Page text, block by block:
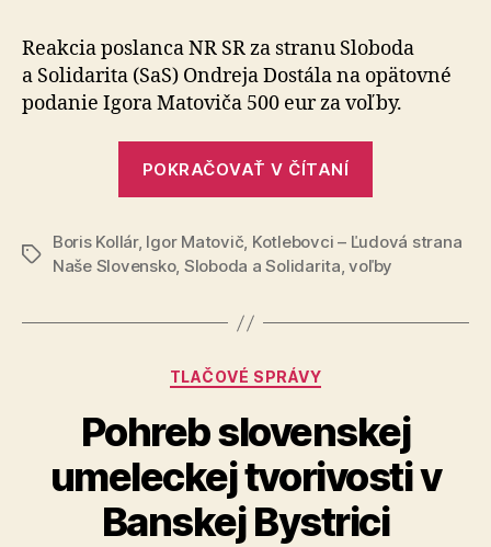
návrh
Reakcia poslanca NR SR za stranu Sloboda
a Solidarita (SaS) Ondreja Dostála na opätovné
podanie Igora Matoviča 500 eur za voľby.
POKRAČOVAŤ V ČÍTANÍ
na
návrh
Značky
Boris Kollár, Igor Matovič, Kotlebovci – Ľudová strana
Naše Slovensko, Sloboda a Solidarita,voľby
Kategórie
TLAČOVÉ SPRÁVY
Pohreb slovenskej
umeleckej tvorivosti v
Banskej Bystrici